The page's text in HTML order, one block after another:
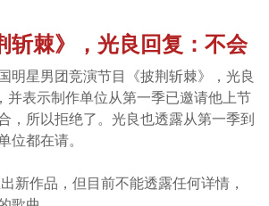
斩棘》，光良回复：不会
明星男团竞演节目《披荆斩棘》，光良
并表示制作单位从第一季已邀请他上节
，所以拒绝了。光良也透露从第一季到
位都在请。
新作品，但目前不能透露任何详情，